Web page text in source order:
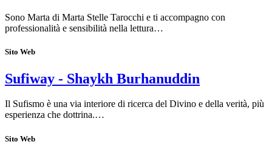
Sono Marta di Marta Stelle Tarocchi e ti accompagno con
professionalità e sensibilità nella lettura…
Sito Web
Sufiway - Shaykh Burhanuddin
Il Sufismo è una via interiore di ricerca del Divino e della verità, più
esperienza che dottrina.…
Sito Web